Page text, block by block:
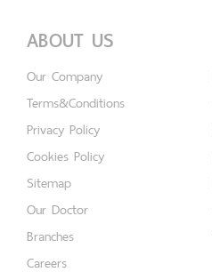
ABOUT US
Our Company
Terms&Conditions
Privacy Policy
Cookies Policy
Sitemap
Our Doctor
Branches
Careers